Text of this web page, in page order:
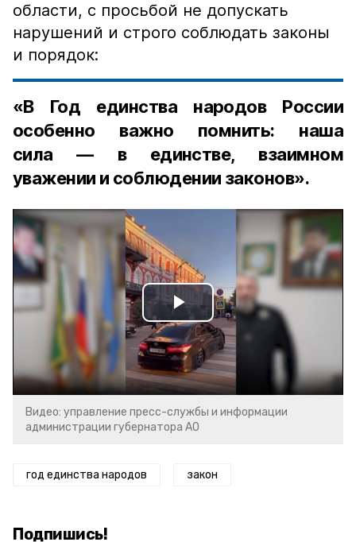
области, с просьбой не допускать
нарушений и строго соблюдать законы
и порядок:
«В Год единства народов России
особенно важно помнить: наша
сила — в единстве, взаимном
уважении и соблюдении законов».
Play
Video
Видео: управление пресс-службы и информации
администрации губернатора АО
год единства народов закон
Подпишись!